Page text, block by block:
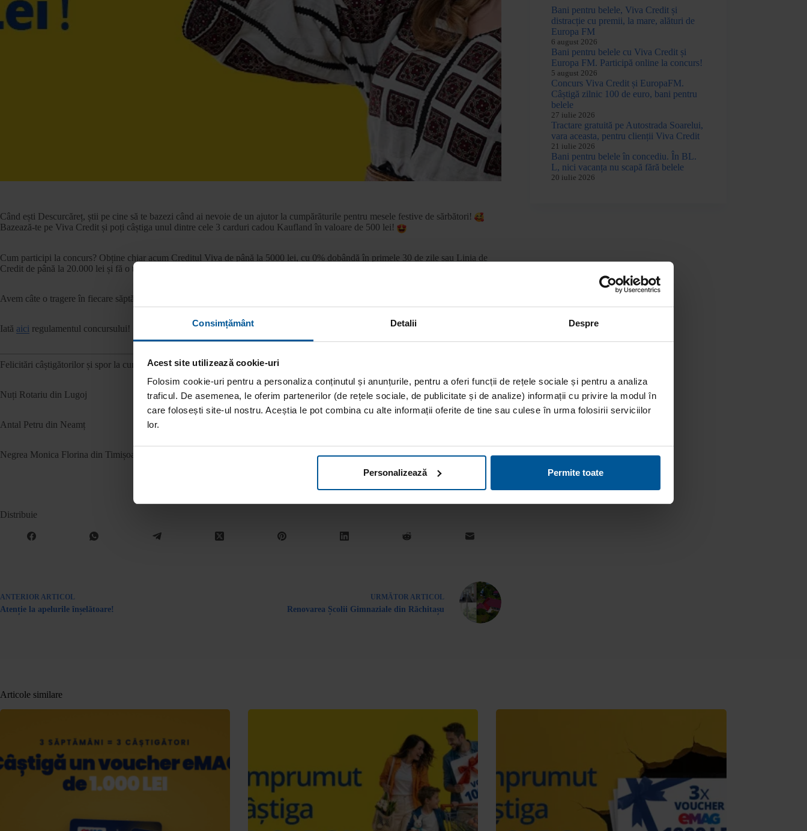
Consimțământ Detalii Despre
Acest site utilizează cookie-uri
Folosim cookie-uri pentru a personaliza conținutul și anunțurile, pentru a oferi funcții de rețele sociale și pentru a analiza
traficul. De asemenea, le oferim partenerilor (de rețele sociale, de publicitate și de analize) informații cu privire la modul în
care folosești site-ul nostru. Aceștia le pot combina cu alte informații oferite de tine sau culese în urma folosirii serviciilor
lor.
Personalizează Permite toate
Când ești Descurcăreț, știi pe cine să te bazezi când ai nevoie de un ajutor la cumpărăturile pentru mesele festive de sărbători!
Bazează-te pe Viva Credit și poți câștiga unul dintre cele 3 carduri cadou Kaufland în valoare de 500 lei!
Cum participi la concurs? Obține chiar acum Creditul Viva de până la 5000 lei, cu 0% dobândă în primele 30 de zile sau Linia de
Credit de până la 20.000 lei și fă o tragere!
Avem câte o tragere în fiecare săptămână: pe 29 noiembrie, pe 6 decembrie și pe 13 decembrie!
Iată aici regulamentul concursului!
Felicitări câștigătorilor și spor la cumpărături!
Nuți Rotariu din Lugoj
Antal Petru din Neamț
Negrea Monica Florina din Timișoara
Distribuie
ANTERIOR ARTICOL
Atenție la apelurile înșelătoare!
URMĂTOR ARTICOL
Renovarea Școlii Gimnaziale din Răchitașu
Bani pentru belele, Viva Credit și
distracție cu premii, la mare, alături de
Europa FM
6 august 2026
Bani pentru belele cu Viva Credit și
Europa FM. Participă online la concurs!
5 august 2026
Concurs Viva Credit și EuropaFM.
Câștigă zilnic 100 de euro, bani pentru
belele
27 iulie 2026
Tractare gratuită pe Autostrada Soarelui,
vara aceasta, pentru clienții Viva Credit
21 iulie 2026
Bani pentru belele în concediu. În BL.
L, nici vacanța nu scapă fără belele
20 iulie 2026
Articole similare